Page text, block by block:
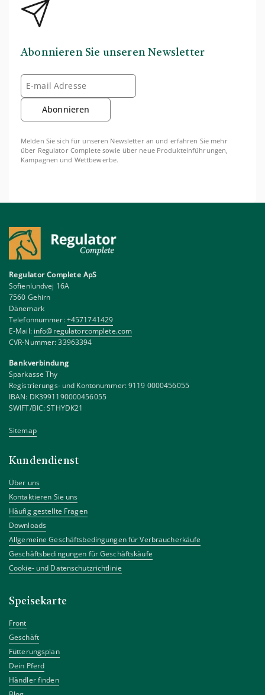
Abonnieren Sie unseren Newsletter
Abonnieren
Melden Sie sich für unseren Newsletter an und erfahren Sie mehr
über Regulator Complete sowie über neue Produkteinführungen,
Kampagnen und Wettbewerbe.
Regulator Complete ApS
Sofienlundvej 16A
7560 Gehirn
Dänemark
Telefonnummer:+4571741429
E-Mail: info@regulatorcomplete.com
CVR-Nummer: 33963394
Bankverbindung
Sparkasse Thy
Registrierungs- und Kontonummer: 9119 0000456055
IBAN: DK3991190000456055
SWIFT/BIC: STHYDK21
Sitemap
Kundendienst
Über uns
Kontaktieren Sie uns
Häufig gestellte Fragen
Downloads
Allgemeine Geschäftsbedingungen für Verbraucherkäufe
Geschäftsbedingungen für Geschäftskäufe
Cookie- und Datenschutzrichtlinie
Speisekarte
Front
Geschäft
Fütterungsplan
Dein Pferd
Händler finden